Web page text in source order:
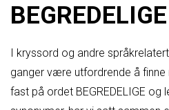
BEGREDELIGE
I kryssord og andre
ganger være utfordrende å finne
fast på ordet BEGREDELIGE og